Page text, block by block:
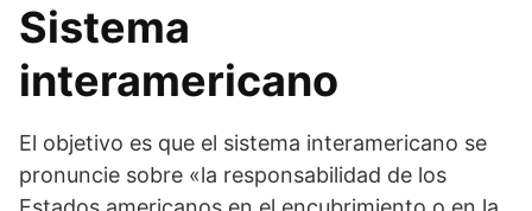
Sistema
interamericano
El objetivo es que el sistema interamericano se
pronuncie sobre «la responsabilidad de los